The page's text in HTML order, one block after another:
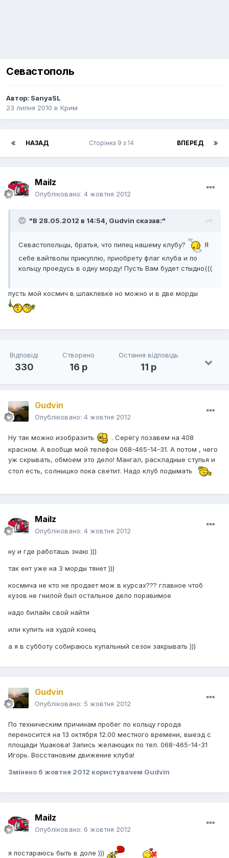
Севастополь
Автор: SanyaSL
23 липня 2010 в Крим
НАЗАД ВПЕРЕД
Сторінка 9 з 14
Mailz
Опубліковано: 4 жовтня 2012
"В 28.05.2012 в 14:54, Gudvin сказав:"
Севастопольцы, братья, что пипец нашему клубу?
Я
себе вайтволы прикуплю, приобрету флаг клуба и по
кольцу проедусь в одну морду! Пусть Вам будет стыдно(((
пусть мой космич в шпаклевке но можно и в две морды
Відповіді
330
Створено
16 р
Остання відповідь
11 р
Gudvin
Опубліковано: 4 жовтня 2012
Ну так можно изобразить
. Серёгу позавем на 408
красном. А вообще мой телефон 068-465-14-31. А потом , чего
уж скрывать, обмоем это дело! Мангал, раскладные стулья и
стол есть, солнышко пока светит. Надо клуб подымать
Mailz
Опубліковано: 4 жовтня 2012
ну и где работашь знаю )))
так ент уже на 3 морды тянет )))
космича не кто не продает мож в курсах??? главное чтоб
кузов не гнилой был остальное дело поравимое
надо билайн свой найти
или купить на худой конец
а я в субботу собираюсь купальный сезон закрывать )))
Gudvin
Опубліковано: 5 жовтня 2012
По техническим причинам пробег по кольцу города
переносится на 13 октября 12.00 местного времени, выеэд с
площади Ушакова! Запись желающих по тел. 068-465-14-31
Игорь. Восстановим движение клуба!
Змінено 6 жовтня 2012 користувачем Gudvin
Mailz
Опубліковано: 6 жовтня 2012
я постараюсь быть в доле )))